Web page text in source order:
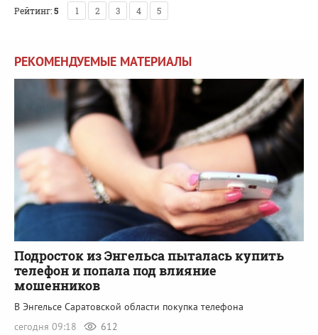
Рейтинг:5 1 2 3 4 5
РЕКОМЕНДУЕМЫЕ МАТЕРИАЛЫ
Подросток из Энгельса пыталась купить
телефон и попала под влияние
мошенников
В Энгельсе Саратовской области покупка телефона
сегодня 09:18
612